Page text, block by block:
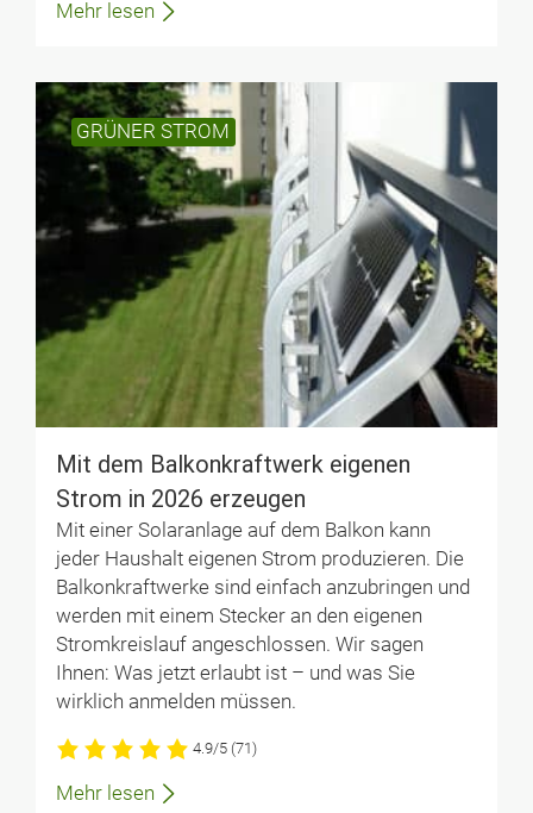
Mehr lesen
GRÜNER STROM
Mit dem Balkonkraftwerk eigenen
Strom in 2026 erzeugen
Mit einer Solaranlage auf dem Balkon kann
jeder Haushalt eigenen Strom produzieren. Die
Balkonkraftwerke sind einfach anzubringen und
werden mit einem Stecker an den eigenen
Stromkreislauf angeschlossen. Wir sagen
Ihnen: Was jetzt erlaubt ist – und was Sie
wirklich anmelden müssen.
4.9/5 (71)
Mehr lesen